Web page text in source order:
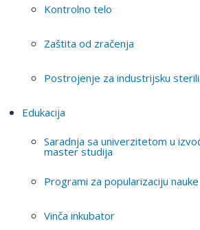
Kontrolno telo
Zaštita od zračenja
Postrojenje za industrijsku
Edukacija
Saradnja sa univerzitetom u
master studija
Programi za popularizaciju nauke
Vinča inkubator